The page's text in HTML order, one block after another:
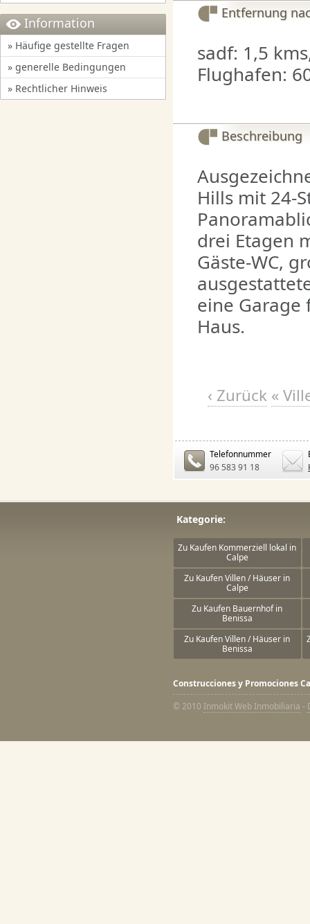
Information
» Häufige gestellte Fragen
» generelle Bedingungen
» Rechtlicher Hinweis
Entfernung
sadf: 1,5
Flughafen:
Beschreibung
Hills mit 24-
drei Etagen
Gäste-WC,
eine Garage
Haus.
‹ Zurück «
Telefonnummer
96 583 91 18
Kategorie:
Zu Kaufen Kommerziell lokal in
Calpe
Zu Kaufen Villen / Häuser in
Calpe
Zu Kaufen Bauernhof in
Benissa
Zu Kaufen Villen / Häuser in
Benissa
Construcciones y Promociones
© 2010 Inmokit Web Inmobiliaria -